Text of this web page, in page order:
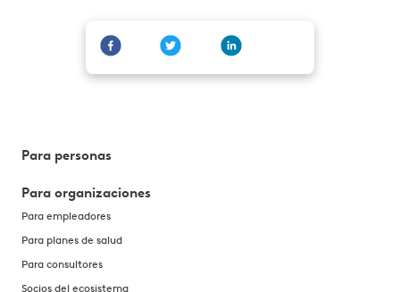
Para personas
Para organizaciones
Para empleadores
Para planes de salud
Para consultores
Socios del ecosistema